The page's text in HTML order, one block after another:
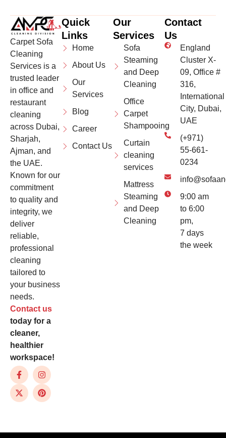
Carpet Sofa
Cleaning
Services is a
trusted leader
in office and
restaurant
cleaning
across Dubai,
Sharjah,
Ajman, and
the UAE.
Known for our
commitment
to quality and
integrity, we
deliver
reliable,
professional
cleaning
tailored to
your business
needs.
Contact us
today for a
cleaner,
healthier
workspace!
Quick
Links
Home
About Us
Our
Services
Blog
Career
Contact Us
Our
Services
Sofa
Steaming
and Deep
Cleaning
Office
Carpet
Shampooing
Curtain
cleaning
services
Mattress
Steaming
and Deep
Cleaning
Contact
Us
England
Cluster X-
09, Office #
316,
International
City, Dubai,
UAE
(+971)
55-661-
0234
9:00 am
to 6:00
pm,
7 days
the week